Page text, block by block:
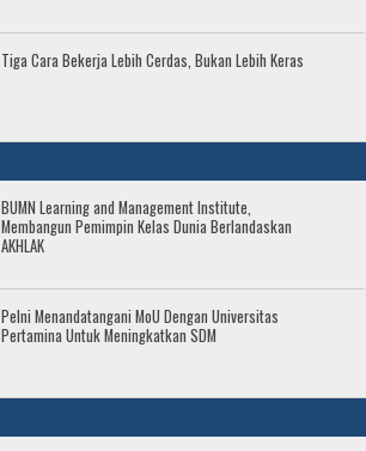
Tiga Cara Bekerja Lebih Cerdas, Bukan Lebih Keras
BUMN Learning and Management Institute,
Membangun Pemimpin Kelas Dunia Berlandaskan
AKHLAK
Pelni Menandatangani MoU Dengan Universitas
Pertamina Untuk Meningkatkan SDM